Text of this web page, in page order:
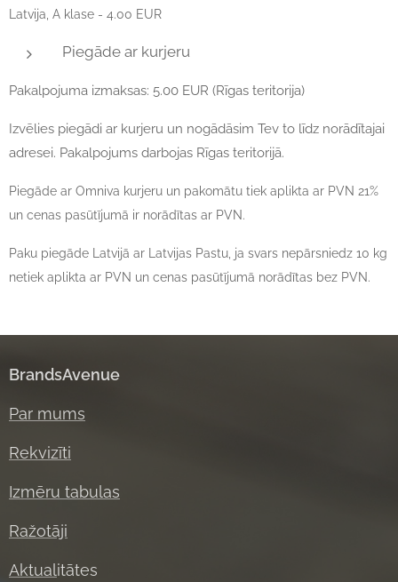
​Latvija, A klase - 4.00 EUR
Piegāde ar kurjeru
Pakalpojuma izmaksas: 5.00 EUR (Rīgas teritorija)
Izvēlies piegādi ar kurjeru un nogādāsim Tev to līdz norādītajai
adresei. Pakalpojums darbojas Rīgas teritorijā.
Piegāde ar Omniva kurjeru un pakomātu tiek aplikta ar PVN 21%
un cenas pasūtījumā ir norādītas ar PVN.
Paku piegāde Latvijā ar Latvijas Pastu, ja svars nepārsniedz 10 kg
netiek aplikta ar PVN un cenas pasūtījumā norādītas bez PVN.
BrandsAvenue
Par mums
Rekvizīti
Izmēru tabulas
Ražotāji
Aktualitātes